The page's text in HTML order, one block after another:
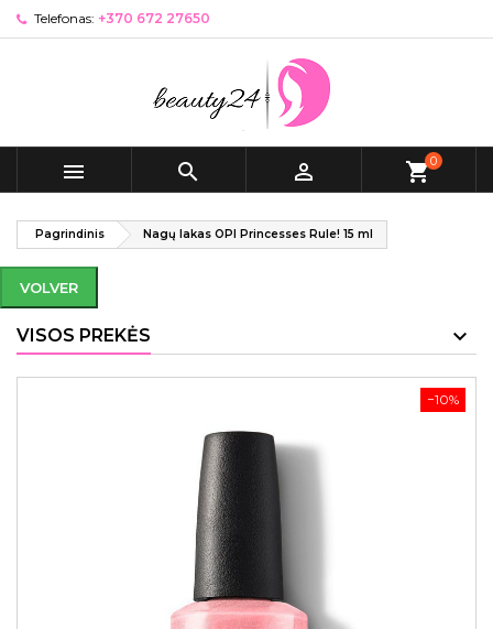
Telefonas: +370 672 27650
   shopping_cart0
Pagrindinis Nagų lakas OPI Princesses Rule! 15 ml
VOLVER
VISOS PREKĖS
−10%